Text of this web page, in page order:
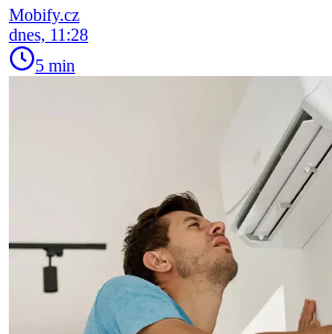
Mobify.cz
dnes, 11:28
5 min